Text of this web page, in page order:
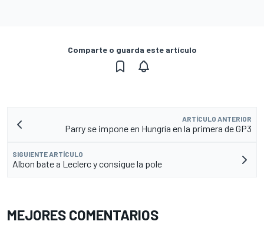
Comparte o guarda este artículo
ARTÍCULO ANTERIOR
Parry se impone en Hungría en la primera de GP3
SIGUIENTE ARTÍCULO
Albon bate a Leclerc y consigue la pole
MEJORES COMENTARIOS